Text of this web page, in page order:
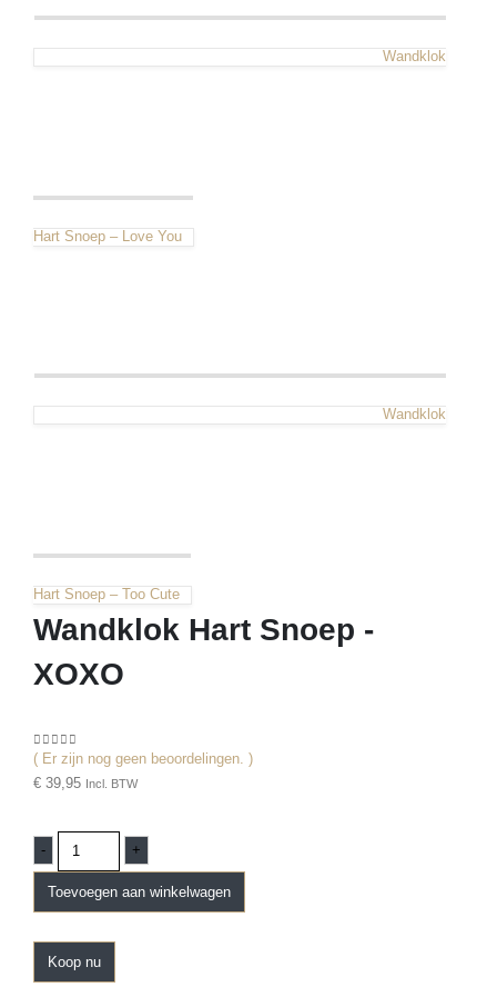
Wandklok
Hart Snoep – Love You
Wandklok
Hart Snoep – Too Cute
Wandklok Hart Snoep -
XOXO
0 out of 5
( Er zijn nog geen beoordelingen. )
€ 39,95 Incl. BTW
- +
Toevoegen aan winkelwagen
Koop nu